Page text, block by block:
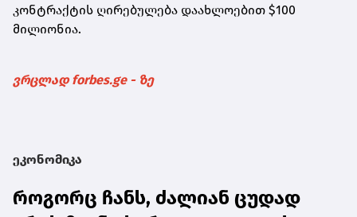
კონტრაქტის ღირებულება დაახლოებით $100
მილიონია.
ვრცლად forbes.ge - ზე
ეკონომიკა
როგორც ჩანს, ძალიან ცუდად